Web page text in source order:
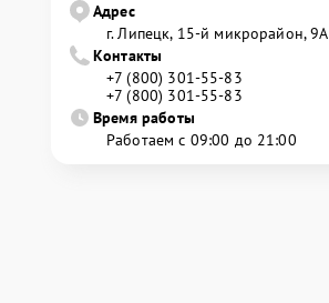
Адрес
г. Липецк, 15-й микрорайон, 9А
Контакты
+7 (800) 301-55-83
+7 (800) 301-55-83
Время работы
Работаем с 09:00 до 21:00